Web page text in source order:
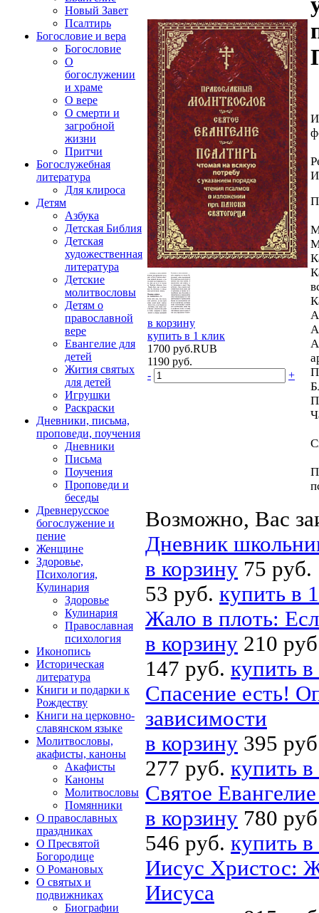
Новый Завет
Псалтирь
Богословие и вера
Богословие
О
богослужении
и храме
О вере
О смерти и
загробной
жизни
Притчи
Богослужебная
литература
Для клироса
Детям
Азбука
Детская Библия
Детская
художественная
литература
Детские
молитвословы
Детям о
православной
вере
Евангелие для
детей
Жития святых
для детей
Игрушки
Раскраски
Дневники, письма,
проповеди, поучения
Дневники
Письма
Поучения
Проповеди и
беседы
Древнерусское
богослужение и
пение
Женщине
Здоровье,
Психология,
Кулинария
Здоровье
Кулинария
Православная
психология
Иконопись
Историческая
литература
Книги и подарки к
Рождеству
Книги на церковно-
славянском языке
Молитвословы,
акафисты, каноны
Акафисты
Каноны
Молитвословы
Помянники
О православных
праздниках
О Пресвятой
Богородице
О Романовых
О святых и
подвижниках
Биографии
в корзину
купить в 1 клик
1700 руб.RUB
1190 руб.
-
+
Возможно, Вас
Дневник
в корзину 75 руб.
53 руб. купить в
Жало в плоть:
в корзину 210
147 руб. купить
Спасение есть!
зависимости
в корзину 395
277 руб. купить
Святое
в корзину 780
546 руб. купить
Иисус Христос:
Иисуса